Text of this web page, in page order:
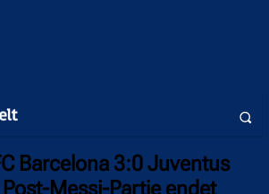
Barcelona 3:0 Juventus
Messi-Partie endet